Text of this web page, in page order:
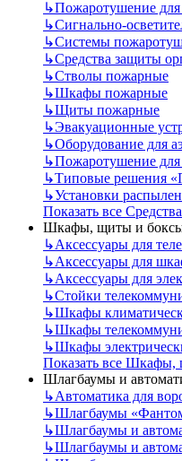
↳Пожаротушение
↳Сигнально-
↳Системы
↳Средства защиты
↳Стволы пожарные
↳Шкафы пожарные
↳Щиты пожарные
↳Эвакуационные
↳Оборудование для
↳Пожаротушение
↳Типовые решения
↳Установки
Показать все
Шкафы, щиты и
↳Аксессуары для
↳Аксессуары для
↳Аксессуары для
↳Стойки
↳Шкафы
↳Шкафы
↳Шкафы
Показать все
Шлагбаумы и
↳Автоматика для
↳Шлагбаумы
↳Шлагбаумы и
↳Шлагбаумы и